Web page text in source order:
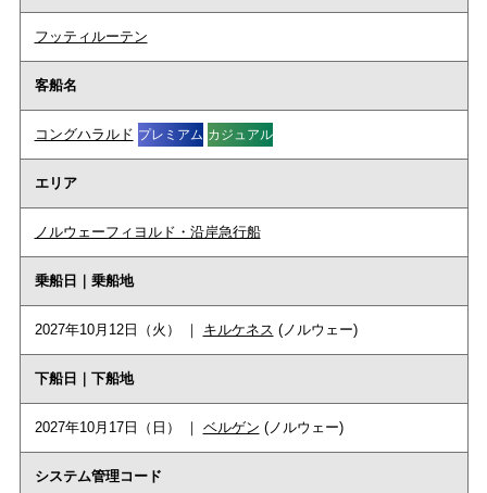
フッティルーテン
客船名
コングハラルド プレミアム カジュアル
エリア
ノルウェーフィヨルド・沿岸急行船
乗船日｜乗船地
2027年10月12日（火） ｜ キルケネス (ノルウェー)
下船日｜下船地
2027年10月17日（日） ｜ ベルゲン (ノルウェー)
システム管理コード